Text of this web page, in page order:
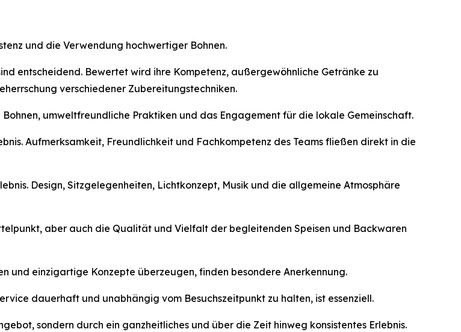
und die Verwendung hochwertiger Bohnen.
entscheidend. Bewertet wird ihre Kompetenz, außergewöhnliche Getränke zu
verschiedener Zubereitungstechniken.
umweltfreundliche Praktiken und das Engagement für die lokale Gemeinschaft.
Aufmerksamkeit, Freundlichkeit und Fachkompetenz des Teams fließen direkt in die
Design, Sitzgelegenheiten, Lichtkonzept, Musik und die allgemeine Atmosphäre
aber auch die Qualität und Vielfalt der begleitenden Speisen und Backwaren
und einzigartige Konzepte überzeugen, finden besondere Anerkennung.
dauerhaft und unabhängig vom Besuchszeitpunkt zu halten, ist essenziell.
sondern durch ein ganzheitliches und über die Zeit hinweg konsistentes Erlebnis.